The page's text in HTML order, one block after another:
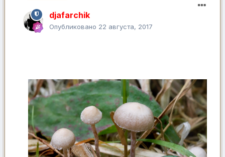
djafarchik
Опубликовано 22 августа, 2017